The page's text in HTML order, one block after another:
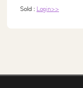
Sold : Login>>